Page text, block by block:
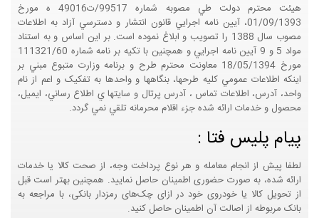
هيئت محترم دولت طي مصوبه شماره 99517/ت49016 ه مورخ
01/09/1393، آيين نامه اجرايي قانون انتشار و دسترسي آزاد به اطلاعات
مصوب سال 1388 را تصويب و ابلاغ نموده است. بر اين اساس و به استناد
مواد 5 و 9 آيين نامه اجرايي و همچنين با تکيه بر نامه شماره 111321/60
مورخ 18/05/1394 معاونت محترم طرح و برنامه وزارت متبوع مبني بر
اينکه اطلاعات عمومي کليه طرحها، بنگاهها و واحدها به تفکيک و اعم از نام
واحد، آدرس، اطلاعات تماس ، آدرس پرتال و سايتها ي اطلاع رساني، ايميل،
محصول و خدمات ارائه شده جزء اقلام محرمانه تلقي نمي گردد.
پیام پلیس فتا :
لطفا پیش از انجام معامله و هر نوع پرداخت وجه، از صحت کالا یا خدمات
ارائه شده، به صورت حضوری اطمینان حاصل نمایید. همچنین بهتر است قبل
از تحویل کالا یا خودروی خود در ازای چک‌های رمزدار بانکی، با مراجعه به
بانک مربوطه از اصالت آن اطمینان حاصل کنید.